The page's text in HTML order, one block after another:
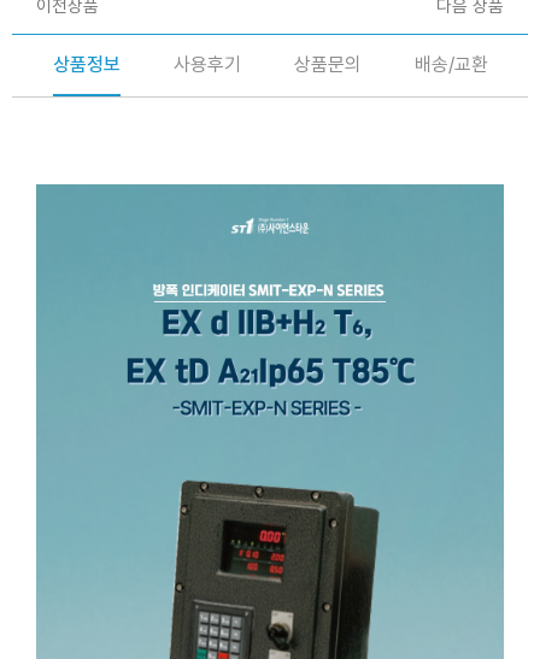
이전상품 다음 상품
상품정보 사용후기 상품문의 배송/교환